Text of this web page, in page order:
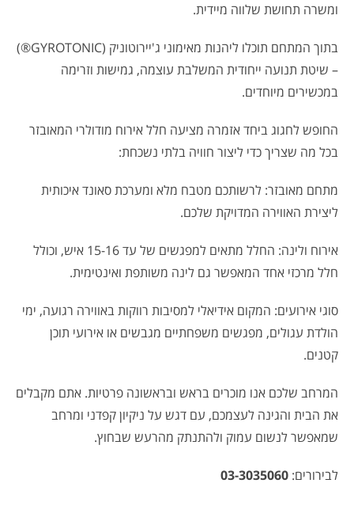
ומשרה תחושת שלווה מיידית.
בתוך המתחם תוכלו ליהנות מאימוני ג'יירוטוניק (GYROTONIC®)
– שיטת תנועה ייחודית המשלבת עוצמה, גמישות וזרימה
במכשירים מיוחדים.
החופש לחגוג ביחד אזמרה מציעה חלל אירוח מודולרי המאובזר
בכל מה שצריך כדי ליצור חוויה בלתי נשכחת:
מתחם מאובזר: לרשותכם מטבח מלא ומערכת סאונד איכותית
ליצירת האווירה המדויקת שלכם.
אירוח ולינה: החלל מתאים למפגשים של עד 15-16 איש, וכולל
חלל מרכזי אחד המאפשר גם לינה משותפת ואינטימית.
סוגי אירועים: המקום אידיאלי למסיבות רווקות באווירה רגועה, ימי
הולדת עגולים, מפגשים משפחתיים מגבשים או אירועי תוכן
קטנים.
המרחב שלכם אנו מוכרים בראש ובראשונה פרטיות. אתם מקבלים
את הבית והגינה לעצמכם, עם דגש על ניקיון קפדני ומרחב
שמאפשר לנשום עמוק ולהתנתק מהרעש שבחוץ.
לבירורים: